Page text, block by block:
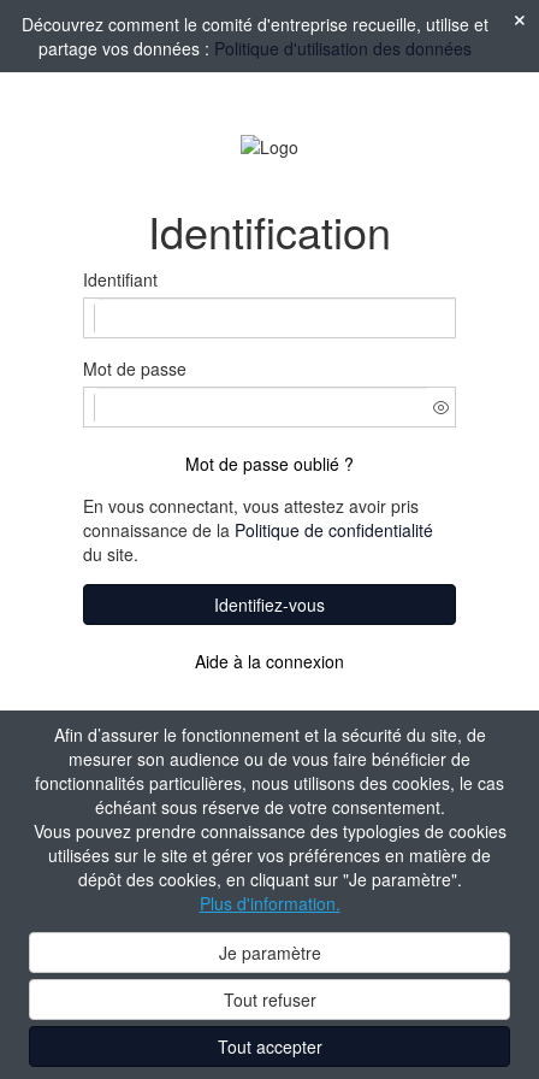
Afin d’assurer le fonctionnement et la sécurité du site, de
mesurer son audience ou de vous faire bénéficier de
fonctionnalités particulières, nous utilisons des cookies, le cas
échéant sous réserve de votre consentement.
Vous pouvez prendre connaissance des typologies de cookies
utilisées sur le site et gérer vos préférences en matière de
dépôt des cookies, en cliquant sur "Je paramètre".
Plus d'information.
Je paramètre
Tout refuser
Tout accepter
Découvrez comment le comité d'entreprise recueille, utilise et
partage vos données : Politique d'utilisation des données
Identification
Identifiant
Mot de passe
Mot de passe oublié ?
En vous connectant, vous attestez avoir pris
connaissance de la Politique de confidentialité
du site.
Identifiez-vous
Aide à la connexion